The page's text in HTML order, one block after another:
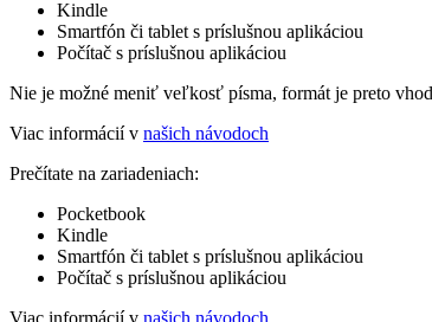
Kindle
Smartfón či tablet s príslušnou aplikáciou
Počítač s príslušnou aplikáciou
Nie je možné meniť veľkosť písma, formát je preto
Viac informácií v našich návodoch
Prečítate na zariadeniach:
Pocketbook
Kindle
Smartfón či tablet s príslušnou aplikáciou
Počítač s príslušnou aplikáciou